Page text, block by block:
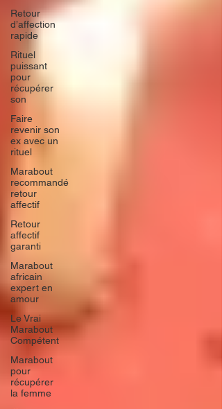
Retour
d’affection
rapide
Rituel
puissant
pour
récupérer
son
Faire
revenir son
ex avec un
rituel
Marabout
recommandé
retour
affectif
Retour
affectif
garanti
Marabout
africain
expert en
amour
Le Vrai
Marabout
Compétent
Marabout
pour
récupérer
la femme